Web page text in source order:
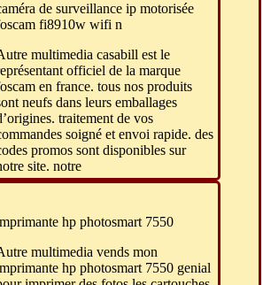
de surveillance ip motorisée
fi8910w wifi n
multimedia casabill est le
officiel de la marque
en france. tous nos produits
neufs dans leurs emballages
traitement de vos
soigné et envoi rapide. des
promos sont disponibles sur
site. notre
hp photosmart 7550
multimedia vends mon
hp photosmart 7550 genial